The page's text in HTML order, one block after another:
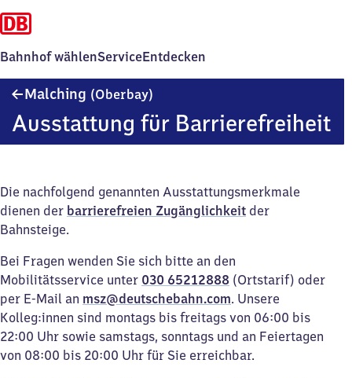
Bahnhof wählenServiceEntdecken
Malching (Oberbay)
Ausstattung für Barrierefreiheit
Die nachfolgend genannten Ausstattungsmerkmale
dienen der barrierefreien Zugänglichkeit der
Bahnsteige.
Bei Fragen wenden Sie sich bitte an den
Mobilitätsservice unter 030 65212888 (Ortstarif) oder
per E-Mail an msz@deutschebahn.com. Unsere
Kolleg:innen sind montags bis freitags von 06:00 bis
22:00 Uhr sowie samstags, sonntags und an Feiertagen
von 08:00 bis 20:00 Uhr für Sie erreichbar.